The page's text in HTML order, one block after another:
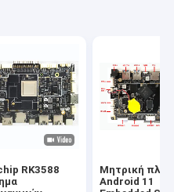
RK3588
Μητρική
Android 11